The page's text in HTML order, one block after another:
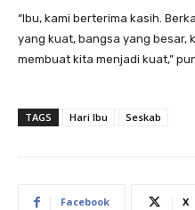
“Ibu, kami berterima kasih.
yang kuat, bangsa yang besar,
membuat kita menjadi kuat,”
TAGS Hari Ibu Seskab
Facebook X